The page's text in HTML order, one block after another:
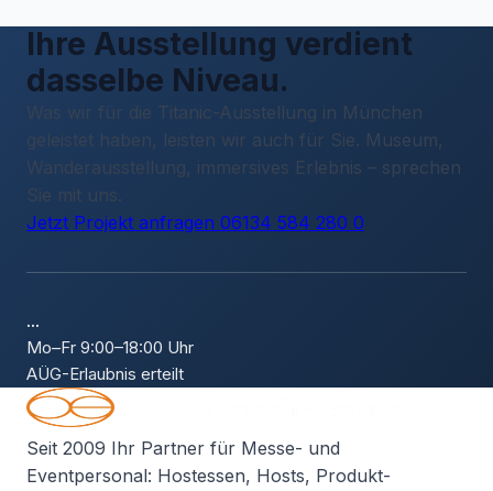
Ihre Ausstellung verdient
dasselbe Niveau.
Was wir für die Titanic-Ausstellung in München
geleistet haben, leisten wir auch für Sie. Museum,
Wanderausstellung, immersives Erlebnis – sprechen
Sie mit uns.
Jetzt Projekt anfragen 06134 584 280 0
...
Mo–Fr 9:00–18:00 Uhr
AÜG-Erlaubnis erteilt
Seit 2009 Ihr Partner für Messe- und
Eventpersonal: Hostessen, Hosts, Produkt-